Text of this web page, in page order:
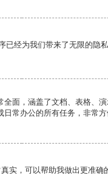
已经为我们带来了无限的隐私
全面，涵盖了文档、表格、
常办公的所有任务，非常方
实，可以帮助我做出更准确